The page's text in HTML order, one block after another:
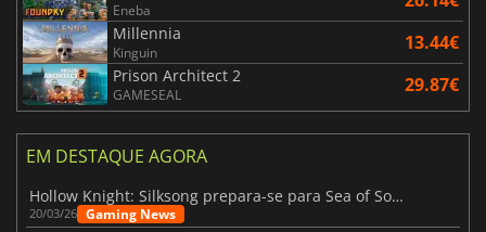
Eneba
Millennia
Kinguin 13.44€
Prison Architect 2
GAMESEAL 29.87€
EM DESTAQUE AGORA
Hollow Knight: Silksong prepara-se para Sea of Sorrow com um patch
20/03/26 Gaming News